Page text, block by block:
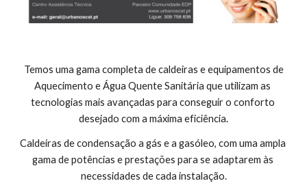
Aquecimento e Água Quente Sanitária que utilizam as
tecnologias mais avançadas para conseguir o conforto
desejado com a máxima eficiência.
Caldeiras de condensação a gás e a gasóleo, com uma ampla
gama de potências e prestações para se adaptarem às
necessidades de cada instalação.